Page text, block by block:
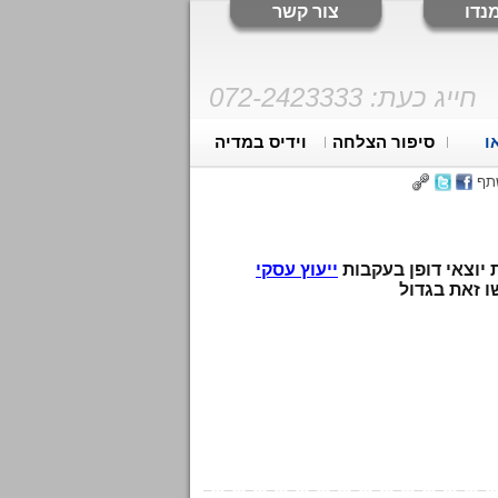
צור קשר
חייג כעת: 072-2423333
סיפור הצלחה וידיס במדיה
יוצאי דופן בעקבות ייעוץ עסקי
זאת בגדול